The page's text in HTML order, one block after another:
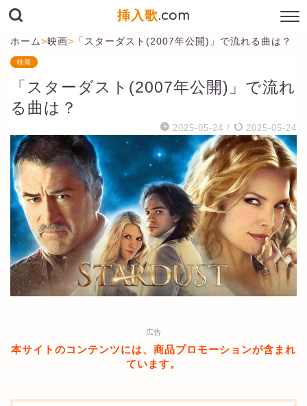
挿入歌.com
ホーム>映画> 「スターダスト(2007年公開)」で流れる曲は？
映画
「スターダスト(2007年公開)」で流れ
る曲は？
2025-05-24 / 2025-05-24
広告
本サイトのコンテンツには、商品プロモーションが含まれ
ています。